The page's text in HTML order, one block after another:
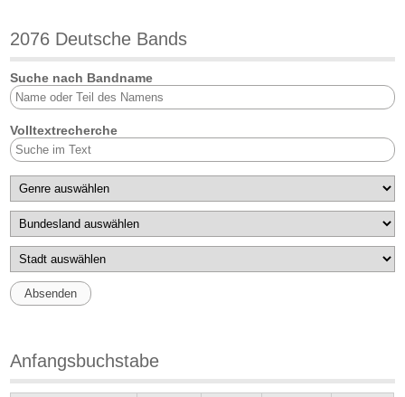
2076 Deutsche Bands
Suche nach Bandname
Volltextrecherche
Anfangsbuchstabe